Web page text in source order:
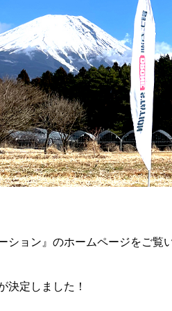
ション』のホームページをご
決定しました！